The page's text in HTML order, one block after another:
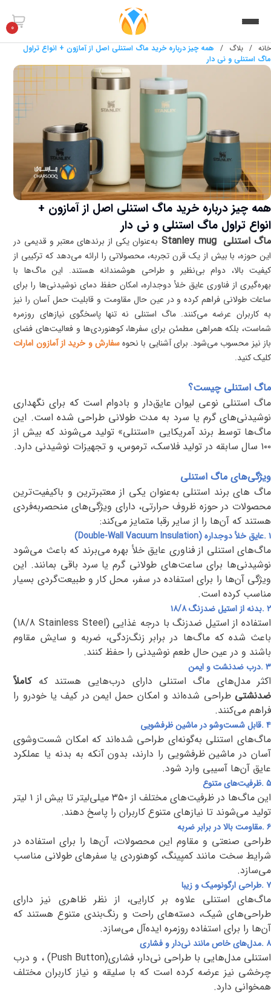
0
خانه / بلاگ / همه چیز درباره خرید ماگ استنلی اصل از آمازون + انواع تراول
ماگ استنلی و نی دار
همه چیز درباره خرید ماگ استنلی اصل از آمازون +
انواع تراول ماگ استنلی و نی دار
ماگ استنلی Stanley mug به‌عنوان یکی از برندهای معتبر و قدیمی در
این حوزه، با بیش از یک قرن تجربه، محصولاتی را ارائه می‌دهد که ترکیبی از
کیفیت بالا، دوام بی‌نظیر و طراحی هوشمندانه هستند. این ماگ‌ها با
بهره‌گیری از فناوری عایق خلأ دوجداره، امکان حفظ دمای نوشیدنی‌ها را برای
ساعات طولانی فراهم کرده و در عین حال مقاومت و قابلیت حمل آسان را نیز
به کاربران عرضه می‌کنند. ماگ استنلی نه تنها پاسخگوی نیازهای روزمره
شماست، بلکه همراهی مطمئن برای سفرها، کوهنوردی‌ها و فعالیت‌های فضای
باز نیز محسوب می‌شود. برای آشنایی با نحوهسفارش و خرید از آمازون امارات
کلیک کنید.
ماگ استنلی چیست؟
ماگ استنلی نوعی لیوان عایق‌دار و بادوام است که برای نگهداری
نوشیدنی‌های گرم یا سرد به مدت طولانی طراحی شده است. این
ماگ‌ها توسط برند آمریکایی «استنلی» تولید می‌شوند که بیش از
۱۰۰ سال سابقه در تولید فلاسک، ترموس، و تجهیزات نوشیدنی دارد
.
ویژگی‌های ماگ استنلی
ماگ های برند استنلی به‌عنوان یکی از معتبرترین و با‌کیفیت‌ترین
محصولات در حوزه ظروف حرارتی، دارای ویژگی‌های منحصر‌به‌فردی
هستند که آن‌ها را از سایر رقبا متمایز می‌کند:
۱.عایق خلأ دوجداره(Double-Wall Vacuum Insulation)
ماگ‌های استنلی از فناوری عایق خلأ بهره می‌برند که باعث می‌شود
نوشیدنی‌ها برای ساعت‌های طولانی گرم یا سرد باقی بمانند. این
ویژگی آن‌ها را برای استفاده در سفر، محل کار و طبیعت‌گردی بسیار
مناسب کرده است.
۲.بدنه از استیل ضدزنگ ۱۸/۸
استفاده از استیل ضدزنگ با درجه غذایی (18/8 Stainless Steel)
باعث شده که ماگ‌ها در برابر زنگ‌زدگی، ضربه و سایش مقاوم
باشند و در عین حال طعم نوشیدنی را حفظ کنند.
۳.درب ضدنشت و ایمن
اکثر مدل‌های ماگ استنلی دارای درب‌هایی هستند کهکاملاً
ضدنشتی طراحی شده‌اند و امکان حمل ایمن در کیف یا خودرو را
فراهم می‌کنند.
۴.قابل شست‌وشو در ماشین ظرفشویی
ماگ‌های استنلی به‌گونه‌ای طراحی شده‌اند که امکان شست‌وشوی
آسان در ماشین ظرفشویی را دارند، بدون آنکه به بدنه یا عملکرد
عایق آن‌ها آسیبی وارد شود.
۵.ظرفیت‌های متنوع
این ماگ‌ها در ظرفیت‌های مختلف از ۳۵۰ میلی‌لیتر تا بیش از ۱ لیتر
تولید می‌شوند تا نیازهای متنوع کاربران را پاسخ دهند.
۶.مقاومت بالا در برابر ضربه
طراحی صنعتی و مقاوم این محصولات، آن‌ها را برای استفاده در
شرایط سخت مانند کمپینگ، کوهنوردی یا سفرهای طولانی مناسب
می‌سازد.
۷ .طراحی ارگونومیک و زیبا
ماگ‌های استنلی علاوه بر کارایی، از نظر ظاهری نیز دارای
طراحی‌های شیک، دسته‌های راحت و رنگ‌بندی متنوع هستند که
آن‌ها را برای استفاده روزمره ایده‌آل می‌سازد.
۸ .مدل‌های خاص مانند نی‌دار و فشاری
استنلی مدل‌هایی با طراحی نی‌دار، فشاری(Push Button)، و درب
چرخشی نیز عرضه کرده است که با سلیقه و نیاز کاربران مختلف
همخوانی دارد.